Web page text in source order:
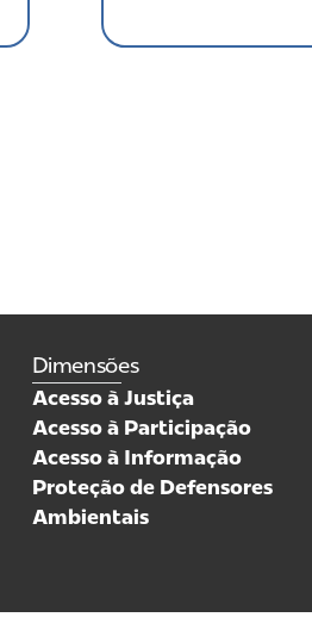
Dimensões
Acesso à Justiça
Acesso à Participação
Acesso à Informação
Proteção de Defensores
Ambientais